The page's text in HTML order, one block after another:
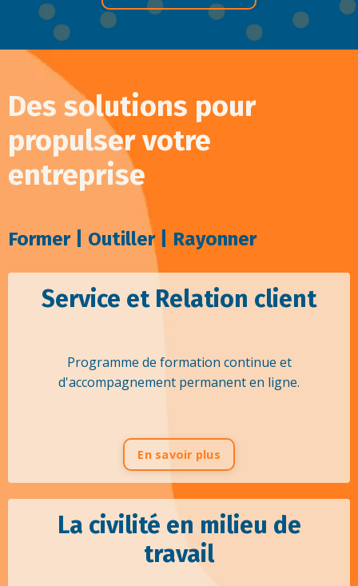
Des solutions pour
propulser votre
entreprise
Former | Outiller | Rayonner
Service et Relation client
Programme de formation continue et
d'accompagnement permanent en ligne.
En savoir plus
La civilité en milieu de
travail